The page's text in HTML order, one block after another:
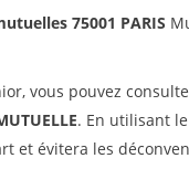
75001 PARIS
vous pouvez
. En utilisant
et évitera les